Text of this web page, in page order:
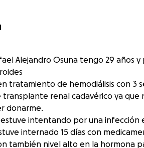
Alejandro Osuna tengo 29 años
tratamiento de hemodiálisis con 3
renal cadavérico ya que
donarme.
estuve intentando por una
internado 15 días con
también nivel alto en la hormona